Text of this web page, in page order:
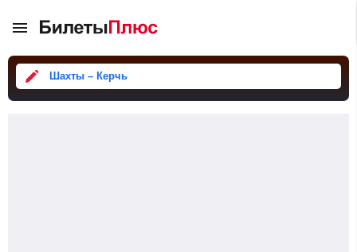
Шахты – Керчь